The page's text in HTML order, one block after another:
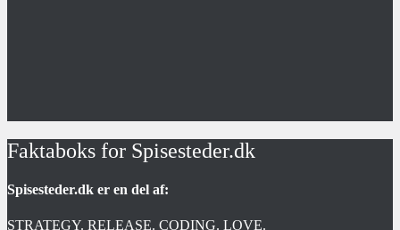
Faktaboks for Spisesteder.dk
Spisesteder.dk er en del af:
STRATEGY. RELEASE. CODING. LOVE.